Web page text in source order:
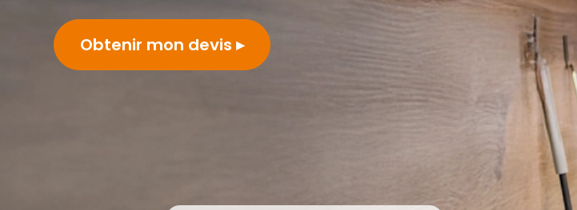
Obtenir mon devis